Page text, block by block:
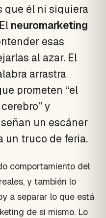
que él ni siquiera
neuromarketing
esas
al azar. El
arrastra
prometen “el
y
un escáner
un truco de feria.
comportamiento del
y también lo
a separar lo que está
de sí mismo. Lo